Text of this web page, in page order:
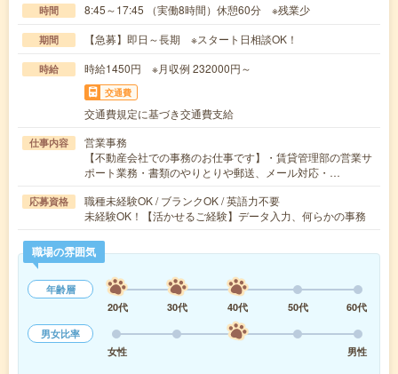
時間 8:45～17:45 （実働8時間）休憩60分 ※残業少
期間 【急募】即日～長期 ※スタート日相談OK！
時給 時給1450円 ※月収例 232000円～
交通費
交通費規定に基づき交通費支給
仕事内容
営業事務
【不動産会社での事務のお仕事です】・賃貸管理部の営業サ
ポート業務・書類のやりとりや郵送、メール対応・…
応募資格
職種未経験OK / ブランクOK / 英語力不要
未経験OK！【活かせるご経験】データ入力、何らかの事務
職場の雰囲気
年齢層
20代
30代 40代 50代
60代
男女比率
女性
男性